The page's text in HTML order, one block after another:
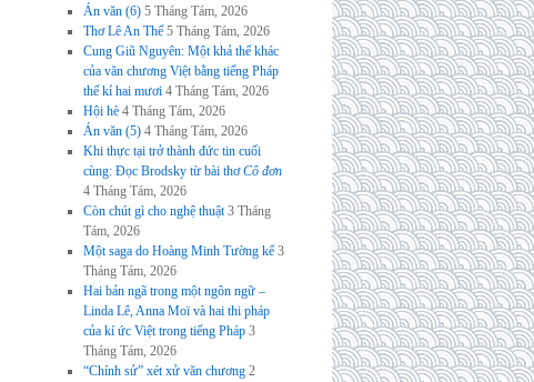
Án văn (6) 5 Tháng Tám, 2026
Thơ Lê An Thế 5 Tháng Tám, 2026
Cung Giũ Nguyên: Một khả thể khác
của văn chương Việt bằng tiếng Pháp
thế kỉ hai mươi 4 Tháng Tám, 2026
Hội hè 4 Tháng Tám, 2026
Án văn (5) 4 Tháng Tám, 2026
Khi thực tại trở thành đức tin cuối
cùng: Đọc Brodsky từ bài thơCô đơn
4 Tháng Tám, 2026
Còn chút gì cho nghệ thuật 3 Tháng
Tám, 2026
Một saga do Hoàng Minh Tường kể 3
Tháng Tám, 2026
Hai bản ngã trong một ngôn ngữ –
Linda Lê, Anna Moï và hai thi pháp
của kí ức Việt trong tiếng Pháp 3
Tháng Tám, 2026
“Chính sử” xét xử văn chương 2